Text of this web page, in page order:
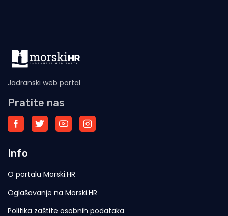
Jadranski web portal
Pratite nas
Info
O portalu Morski.HR
Oglašavanje na Morski.HR
Politika zaštite osobnih podataka